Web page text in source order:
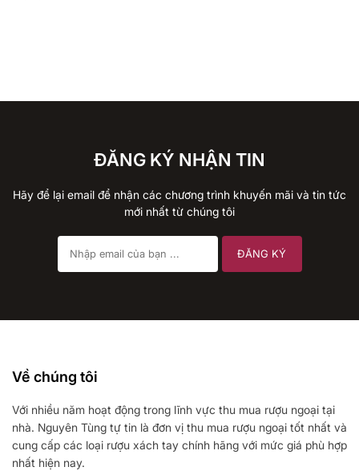
ĐĂNG KÝ NHẬN TIN
Hãy để lại email để nhận các chương trình khuyến mãi và tin tức
mới nhất từ chúng tôi
Về chúng tôi
Với nhiều năm hoạt động trong lĩnh vực thu mua rượu ngoại tại
nhà. Nguyên Tùng tự tin là đơn vị thu mua rượu ngoại tốt nhất và
cung cấp các loại rượu xách tay chính hãng với mức giá phù hợp
nhất hiện nay.